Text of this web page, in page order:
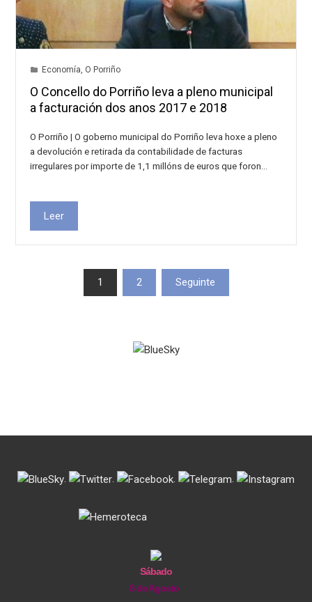
Economía, O Porriño
O Concello do Porriño leva a pleno municipal
a facturación dos anos 2017 e 2018
O Porriño | O goberno municipal do Porriño leva hoxe a pleno
a devolución e retirada da contabilidade de facturas
irregulares por importe de 1,1 millóns de euros que foron…
Leer
Paxinación
1 2 Seguinte
. . . .
Sábado
8 de Agosto